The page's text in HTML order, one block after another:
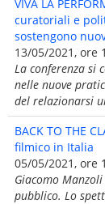
VIVA LA
curatoriali e
sostengono
13/05/2021, ore
La conferenza si
nelle nuove
del relazionarsi
BACK TO THE
filmico in Italia
05/05/2021, ore
Giacomo
pubblico. Lo